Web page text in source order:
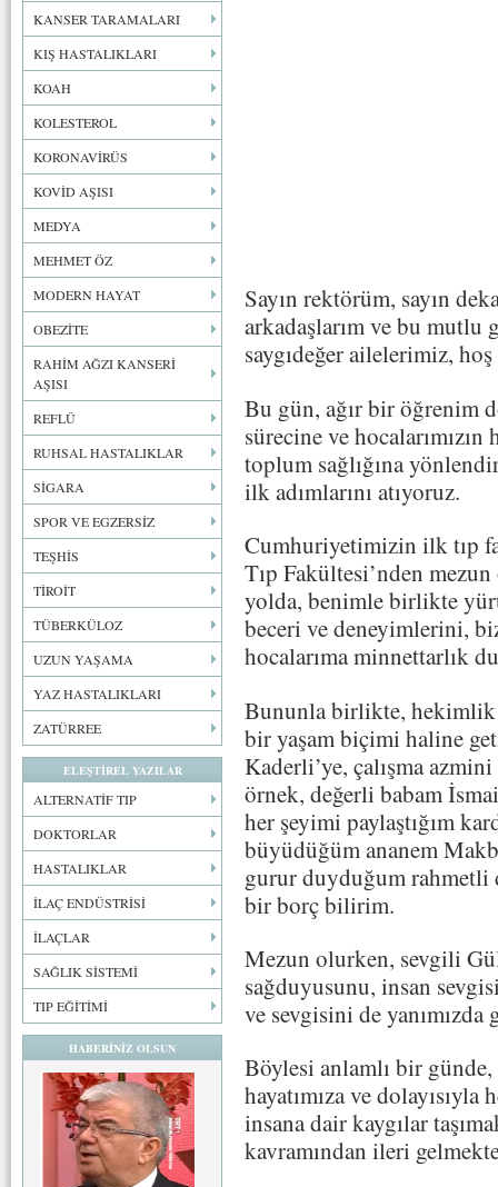
KANSER TARAMALARI
KIŞ HASTALIKLARI
KOAH
KOLESTEROL
KORONAVİRÜS
KOVİD AŞISI
MEDYA
MEHMET ÖZ
MODERN HAYAT
OBEZİTE
RAHİM AĞZI KANSERİ
AŞISI
REFLÜ
RUHSAL HASTALIKLAR
SİGARA
SPOR VE EGZERSİZ
TEŞHİS
TİROİT
TÜBERKÜLOZ
UZUN YAŞAMA
YAZ HASTALIKLARI
ZATÜRREE
ELEŞTİREL YAZILAR
ALTERNATİF TIP
DOKTORLAR
HASTALIKLAR
İLAÇ ENDÜSTRİSİ
İLAÇLAR
SAĞLIK SİSTEMİ
TIP EĞİTİMİ
HABERİNİZ OLSUN
Sayın rektörüm, sayın
arkadaşlarım ve bu mutlu
saygıdeğer ailelerimiz,
Bu gün, ağır bir öğrenim
sürecine ve
toplum sağlığına
ilk adımlarını atıyoruz.
Cumhuriyetimizin ilk tıp
Tıp Fakültesi’nden
yolda, benimle birlikte
beceri ve deneyimlerini,
hocalarıma minnettarlık
Bununla birlikte,
bir yaşam biçimi haline
Kaderli’ye, çalışma
örnek, değerli babam
her şeyimi paylaştığım
büyüdüğüm ananem
gurur duyduğum rahmetli
bir borç bilirim.
Mezun olurken, sevgili
sağduyusunu, insan
ve sevgisini de
Böylesi anlamlı bir günde,
hayatımıza ve
insana dair kaygılar
kavramından ileri